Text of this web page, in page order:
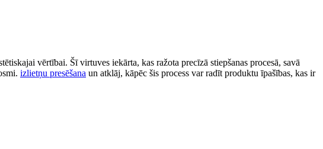
vērtībai. Šī virtuves iekārta, kas ražota precīzā stiepšanas procesā, savā
izlietņu presēšana un atklāj, kāpēc šis process var radīt produktu īpašības, kas ir